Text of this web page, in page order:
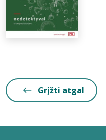
Grįžti atgal